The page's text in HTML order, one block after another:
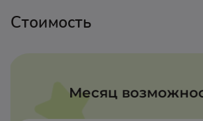
Стоимость
Стартовый